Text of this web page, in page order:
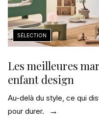
Les meilleures
enfant design
Au-delà du style, ce qui
pour durer.